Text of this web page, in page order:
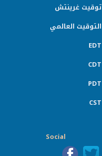
توقيت غرينتش
التوقيت العالمي
EDT
CDT
PDT
CST
Social